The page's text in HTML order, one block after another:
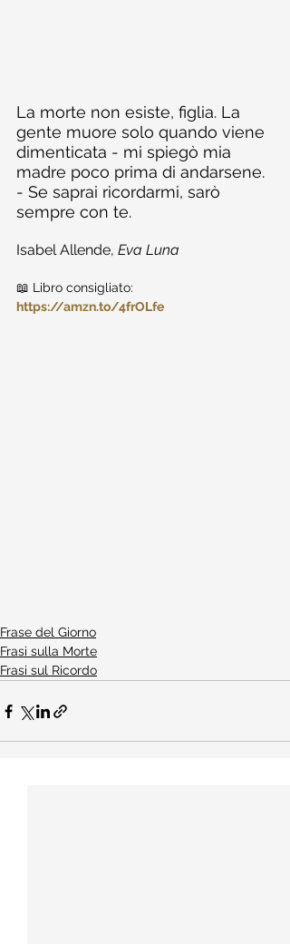
La morte non esiste, figlia. La
gente muore solo quando viene
dimenticata - mi spiegò mia
madre poco prima di andarsene.
- Se saprai ricordarmi, sarò
sempre con te.
Isabel Allende, Eva Luna
📖 Libro consigliato:
https://amzn.to/4frOLfe
Frase del Giorno
Frasi sulla Morte
Frasi sul Ricordo